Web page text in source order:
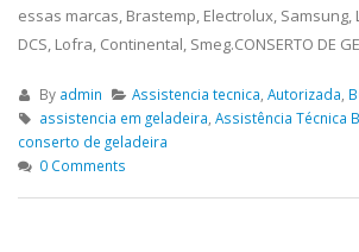
essas marcas, Brastemp, Electrolux, Samsung,
DCS, Lofra, Continental, Smeg.CONSERTO DE
By admin Assistencia tecnica,Autorizada,
assistencia em geladeira, Assistência Técnica
conserto de geladeira
0 Comments